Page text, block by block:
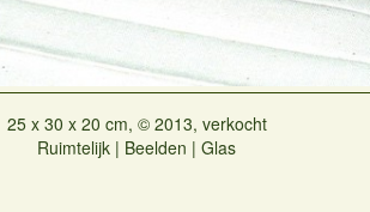
25 x 30 x 20 cm, © 2013, verkocht
Ruimtelijk | Beelden | Glas